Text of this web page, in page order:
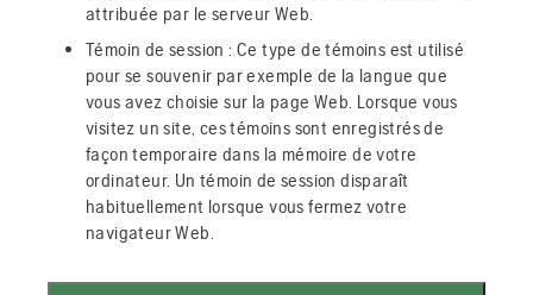
attribuée par le serveur Web.
Témoin de session : Ce type de témoins est utilisé
pour se souvenir par exemple de la langue que
vous avez choisie sur la page Web. Lorsque vous
visitez un site, ces témoins sont enregistrés de
façon temporaire dans la mémoire de votre
ordinateur. Un témoin de session disparaît
habituellement lorsque vous fermez votre
navigateur Web.